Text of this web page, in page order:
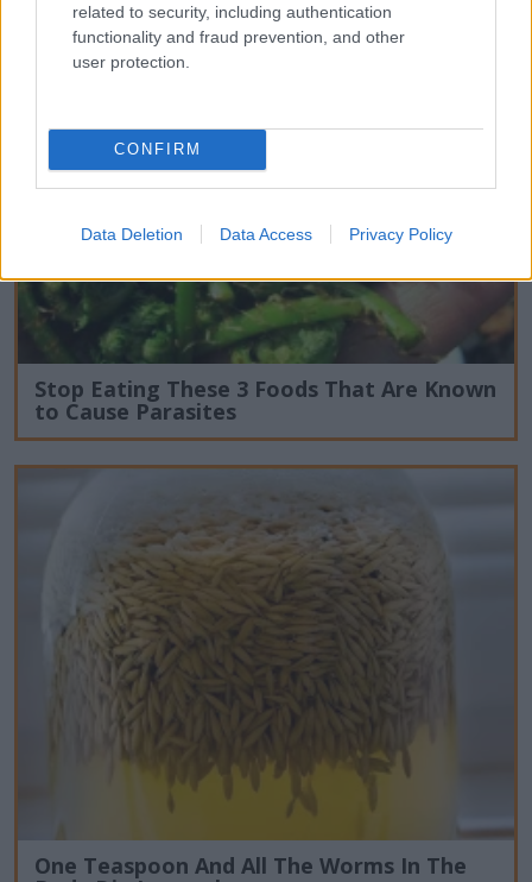
related to security, including authentication
functionality and fraud prevention, and other
user protection.
CONFIRM
Data Deletion Data Access Privacy Policy
Stop Eating These 3 Foods That Are Known
to Cause Parasites
One Teaspoon And All The Worms In The